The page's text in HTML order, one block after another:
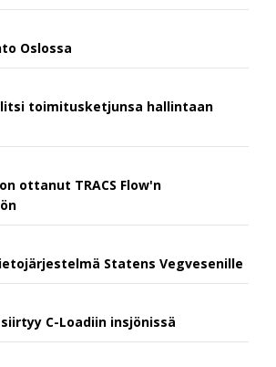
Oslossa
toimitusketjunsa hallintaan
ottanut TRACS Flow'n
Statens Vegvesenille
C-Loadiin insjönissä